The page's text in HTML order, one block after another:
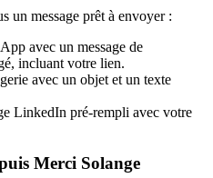
un message prêt à envoyer :
avec un message de
incluant votre lien.
avec un objet et un texte
LinkedIn pré-rempli avec votre
Merci Solange